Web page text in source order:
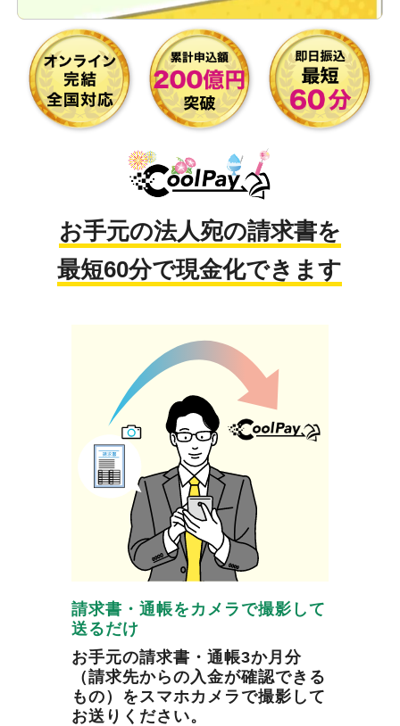
お手元の法人宛の請求書を
最短60分で現金化できます
請求書・通帳をカメラで撮影して
送るだけ
お手元の請求書・通帳3か月分
（請求先からの入金が確認できる
もの）をスマホカメラで撮影して
お送りください。